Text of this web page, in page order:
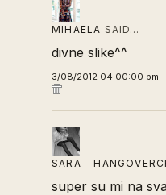
MIHAELA SAID…
divne slike^^
3/08/2012 04:00:00 pm
SARA -
super su mi na